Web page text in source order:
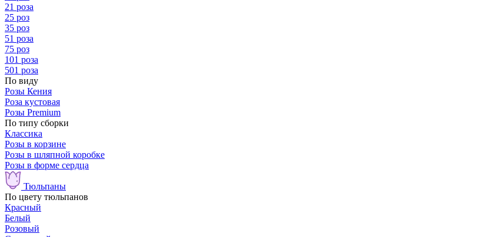
21 роза
25 роз
35 роз
51 роза
75 роз
101 роза
501 роза
По виду
Розы Кения
Роза кустовая
Розы Premium
По типу сборки
Классика
Розы в корзине
Розы в шляпной коробке
Розы в форме сердца
Тюльпаны
По цвету тюльпанов
Красный
Белый
Розовый